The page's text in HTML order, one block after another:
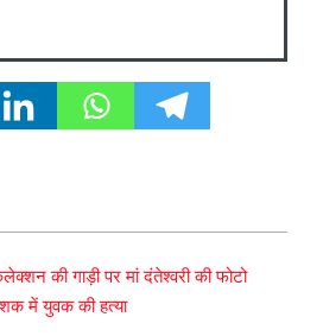
की गाड़ी पर मां दंतेश्वरी की फोटो
में युवक की हत्या